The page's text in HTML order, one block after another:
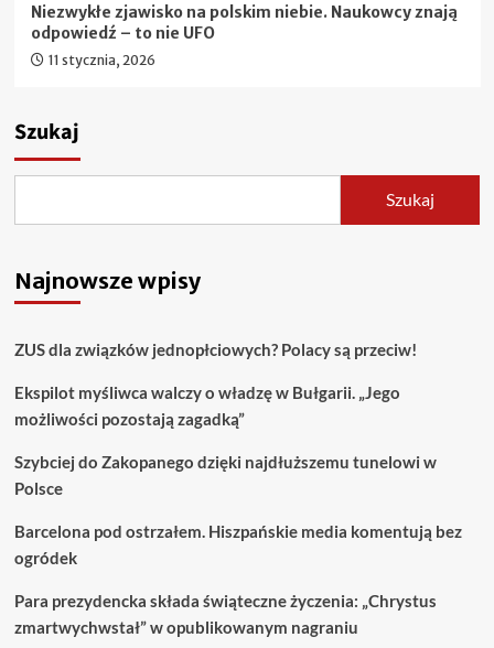
Niezwykłe zjawisko na polskim niebie. Naukowcy znają
odpowiedź – to nie UFO
11 stycznia, 2026
Szukaj
Szukaj
Najnowsze wpisy
ZUS dla związków jednopłciowych? Polacy są przeciw!
Ekspilot myśliwca walczy o władzę w Bułgarii. „Jego
możliwości pozostają zagadką”
Szybciej do Zakopanego dzięki najdłuższemu tunelowi w
Polsce
Barcelona pod ostrzałem. Hiszpańskie media komentują bez
ogródek
Para prezydencka składa świąteczne życzenia: „Chrystus
zmartwychwstał” w opublikowanym nagraniu